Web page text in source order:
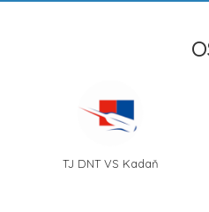
TJ DNT VS Kadaň